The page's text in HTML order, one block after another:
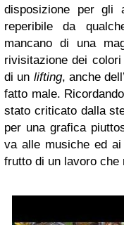
disposizione per gli
reperibile da
mancano di una
rivisitazione dei
di un lifting, anche
fatto male.
stato criticato dalla
per una grafica
va alle musiche ed
frutto di un lavoro che